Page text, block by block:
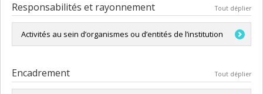
Responsabilités et rayonnement Tout déplier
Activités au sein d’organismes ou d’entités de l’institution
Encadrement Tout déplier